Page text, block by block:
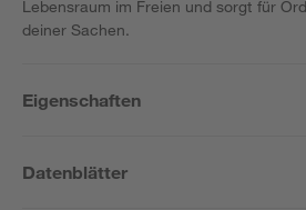
Lebensraum im Freien und sorgt für
deiner Sachen.
Eigenschaften
Datenblätter